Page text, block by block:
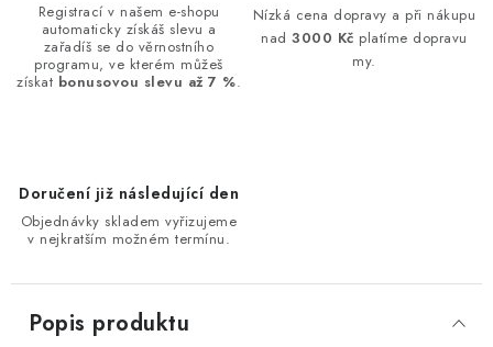
Registrací v našem e-shopu
automaticky získáš slevu a
zařadíš se do věrnostního
programu, ve kterém můžeš
získat bonusovou slevu až 7 %.
Nízká cena dopravy a při nákupu
nad3000 Kč platíme dopravu
my.
Doručení již následující den
Objednávky skladem vyřizujeme
v nejkratším možném termínu.
Popis produktu